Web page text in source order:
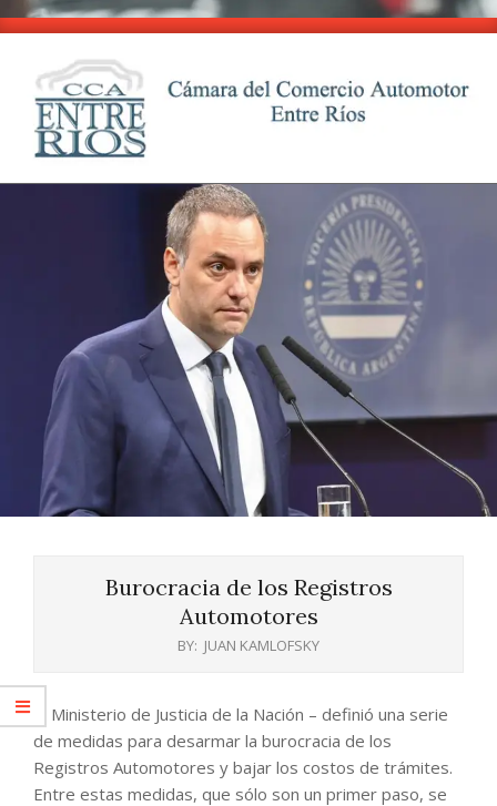
Skip
content
CCA
Burocracia de los Registros
Automotores
BY: JUAN KAMLOFSKY
El Ministerio de Justicia de la Nación – definió una serie
de medidas para desarmar la burocracia de los
Registros Automotores y bajar los costos de trámites.
Entre estas medidas, que sólo son un primer paso, se